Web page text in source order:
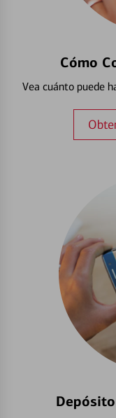
Cómo
Vea cuánto puede